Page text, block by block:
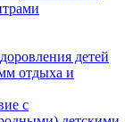
детей
отдыха и
с